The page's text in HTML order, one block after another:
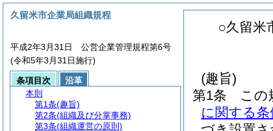
○久留米
(趣旨)
第1条
この
に関する条
久留米市企業局組織規程
平成2年3月31日 公営企業管理規程第6号
(令和5年3月31日施行)
条項目次
沿革
本則
第1条(趣旨)
第2条(組織及び分掌事務)
第3条(組織運営の原則)